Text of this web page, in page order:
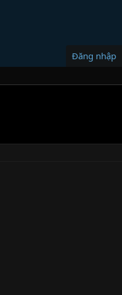
Đăng nhập